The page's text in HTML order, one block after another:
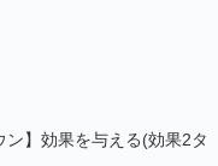
】効果を与える(効果2タ